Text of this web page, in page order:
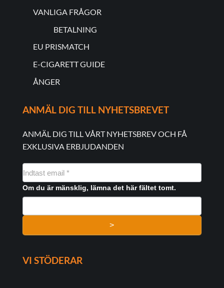
VANLIGA FRÅGOR
BETALNING
EU PRISMATCH
E-CIGARETT GUIDE
ÅNGER
ANMÄL DIG TILL NYHETSBREVET
ANMÄL DIG TILL VÅRT NYHETSBREV OCH FÅ
EXKLUSIVA ERBJUDANDEN
NYHEDSMAIL
FORMULAR
Om du är mänsklig, lämna det här fältet tomt.
>
VI STÖDERAR